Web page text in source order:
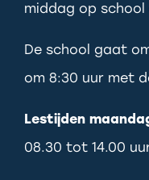
middag op school
De school gaat
om 8:30 uur met
Lestijden
08.30 tot 14.00